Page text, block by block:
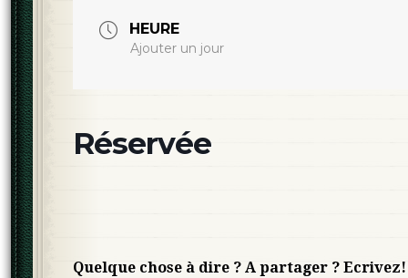
HEURE
Ajouter un jour
Réservée
Quelque chose à dire ? A partager ? Ecrivez!